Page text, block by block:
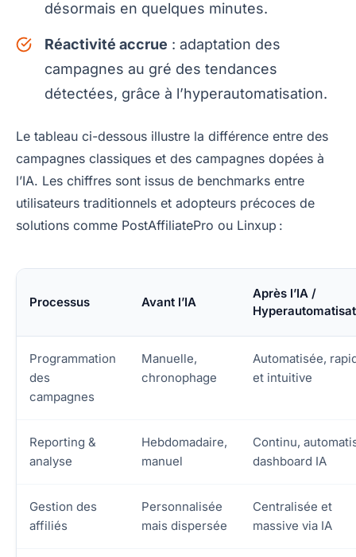
désormais en quelques minutes.
Réactivité accrue : adaptation des
campagnes au gré des tendances
détectées, grâce à l’hyperautomatisation.
Le tableau ci-dessous illustre la différence entre des
campagnes classiques et des campagnes dopées à
l’IA. Les chiffres sont issus de benchmarks entre
utilisateurs traditionnels et adopteurs précoces de
solutions comme PostAffiliatePro ou Linxup :
Processus Avant l’IA
Après l’IA /
Programmation
des
campagnes
Manuelle,
chronophage
Automatisée,
et intuitive
Reporting &
analyse
Hebdomadaire,
manuel
Continu,
dashboard IA
Gestion des
affiliés
Personnalisée
mais dispersée
Centralisée et
massive via IA